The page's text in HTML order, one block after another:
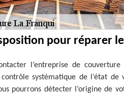
pour réparer
l’entreprise de
systématique de l’état
pourrons détecter l’origine de